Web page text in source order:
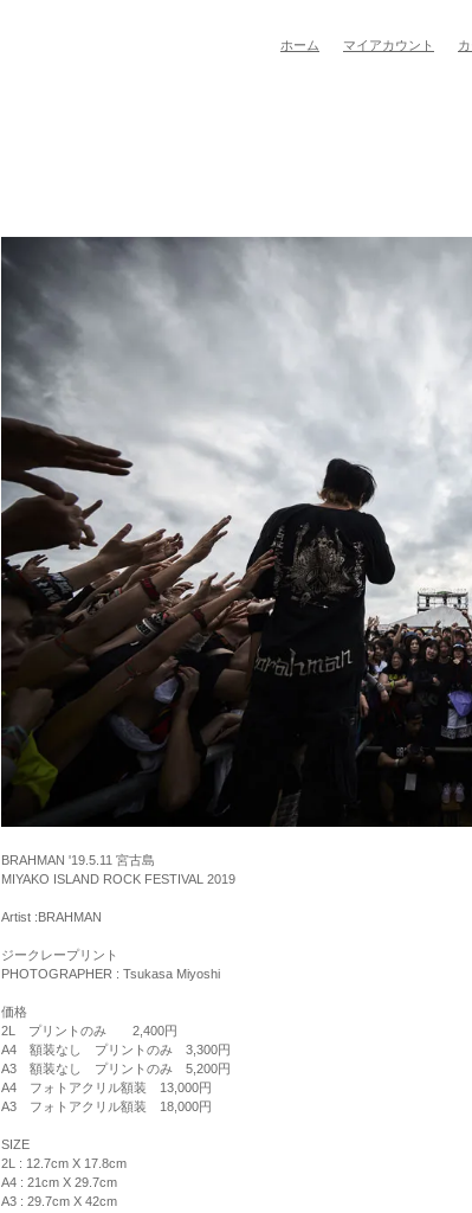
ホーム マイアカウント
BRAHMAN '19.5.11 宮古島
MIYAKO ISLAND ROCK FESTIVAL 2019
Artist :BRAHMAN
ジークレープリント
PHOTOGRAPHER : Tsukasa Miyoshi
価格
2L プリントのみ 2,400円
A4 額装なし プリントのみ 3,300円
A3 額装なし プリントのみ 5,200円
A4 フォトアクリル額装 13,000円
A3 フォトアクリル額装 18,000円
SIZE
2L : 12.7cm X 17.8cm
A4 : 21cm X 29.7cm
A3 : 29.7cm X 42cm